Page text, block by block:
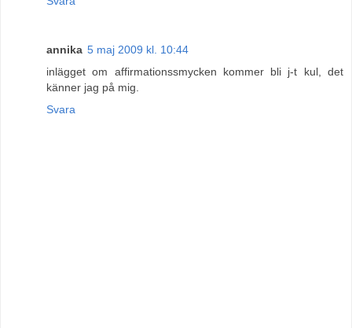
annika 5 maj 2009 kl. 10:44
inlägget om affirmationssmycken kommer bli j-t kul, det
känner jag på mig.
Svara